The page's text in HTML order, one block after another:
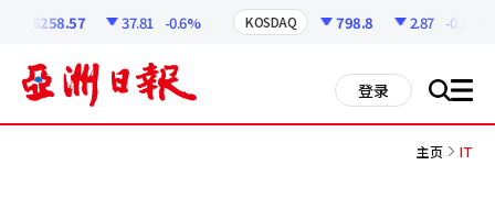
6258.57 37.81 -0.6% KOSDAQ 798.8 2.87 -0.36%
登录 搜 all
主页 IT